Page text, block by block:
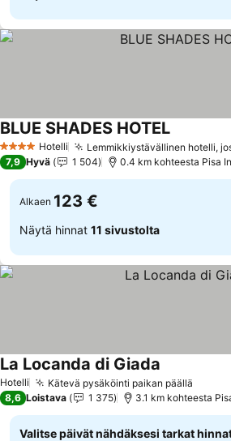
4 Tähtiluokitus
Hotelli Lemmikkiystävällinen hotelli,
BLUE SHADES HOTELKatso
7,9 Hyvä 1 504 0.4 km kohteesta Pisa
Alkaen 123 €
Näytä hinnat 11 sivustolta
Hotelli Kätevä pysäköinti paikan päällä
La Locanda di Giada
8,6 Loistava 1 375 3.1 km kohteesta
Valitse päivät nähdäksesi tarkat